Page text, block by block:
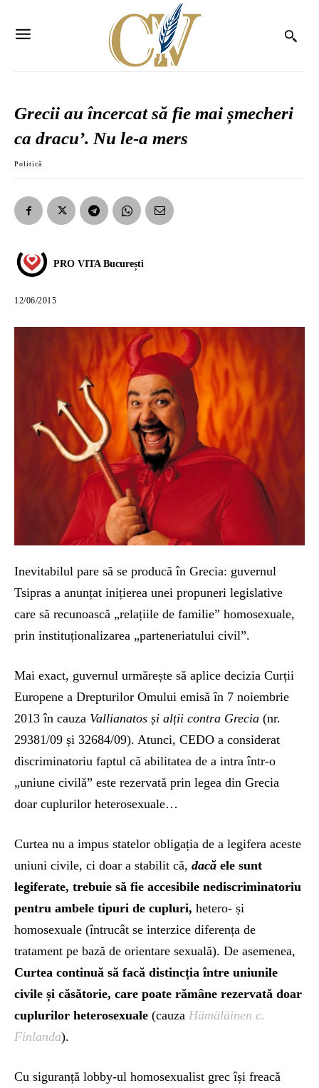
Grecii au încercat să fie mai șmecheri
ca dracu’. Nu le-a mers
Politică
PRO VITA București
12/06/2015
Inevitabilul pare să se producă în Grecia: guvernul
Tsipras a anunțat inițierea unei propuneri legislative
care să recunoască „relațiile de familie” homosexuale,
prin instituționalizarea „parteneriatului civil”.
Mai exact, guvernul urmărește să aplice decizia Curții
Europene a Drepturilor Omului emisă în 7 noiembrie
2013 în cauza Vallianatos și alții contra Grecia (nr.
29381/09 și 32684/09). Atunci, CEDO a considerat
discriminatoriu faptul că abilitatea de a intra într-o
„uniune civilă” este rezervată prin legea din Grecia
doar cuplurilor heterosexuale…
Curtea nu a impus statelor obligația de a legifera aceste
uniuni civile, ci doar a stabilit că, dacă ele sunt
legiferate, trebuie să fie accesibile nediscriminatoriu
pentru ambele tipuri de cupluri, hetero- și
homosexuale (întrucât se interzice diferența de
tratament pe bază de orientare sexuală). De asemenea,
Curtea continuă să facă distincția între uniunile
civile și căsătorie, care poate rămâne rezervată doar
cuplurilor heterosexuale (cauza Hämäläinen c.
Finlanda).
Cu siguranță lobby-ul homosexualist grec își freacă